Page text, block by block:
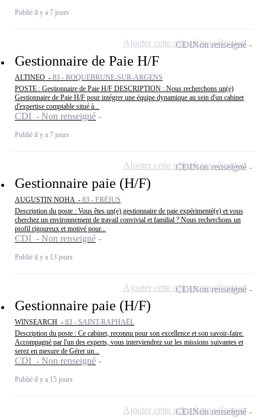
Publié il y a 7 jours
Gestionnaire de Paie H/F
ALTINEO - 83 - ROQUEBRUNE-SUR-ARGENS
POSTE : Gestionnaire de Paie H/F DESCRIPTION : Nous recherchons un(e)
Gestionnaire de Paie H/F pour intégrer une équipe dynamique au sein d'un cabinet
d'expertise comptable situé à...
CDI - Non renseigné
Publié il y a 7 jours
CDINon renseigné
Ajouter cette offre à ma sélection
Gestionnaire paie (H/F)
AUGUSTIN NOHA - 83 - FRÉJUS
Description du poste : Vous êtes un(e) gestionnaire de paie expérimenté(e) et vous
cherchez un environnement de travail convivial et familial ? Nous recherchons un
profil rigoureux et motivé pour...
CDI - Non renseigné
Publié il y a 13 jours
CDINon renseigné
Ajouter cette offre à ma sélection
Gestionnaire paie (H/F)
WINSEARCH - 83 - SAINT-RAPHAËL
Description du poste : Ce cabinet, reconnu pour son excellence et son savoir-faire.
Accompagné par l'un des experts, vous interviendrez sur les missions suivantes et
serez en mesure de Gérer un...
CDI - Non renseigné
Publié il y a 15 jours
CDINon renseigné
Ajouter cette offre à ma sélection
CDINon renseigné
Ajouter cette offre à ma sélection